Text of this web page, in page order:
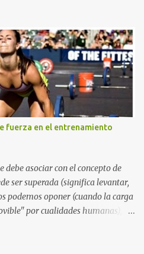
para nuestro sistema digestivo),
alta de azúcares también
Otras mezclas de
evitar en tu desayuno Otras
cosas anteriores diciendo que
cereales (sin importar que
los tipos incluyendo un gigante
adquirir los nutrientes
Lamentablemente piensan que
de una sola en su...
fuerza en el entrenamiento
asociar con el concepto de
ser superada (significa levantar,
podemos oponer (cuando la carga
por cualidades humanas),